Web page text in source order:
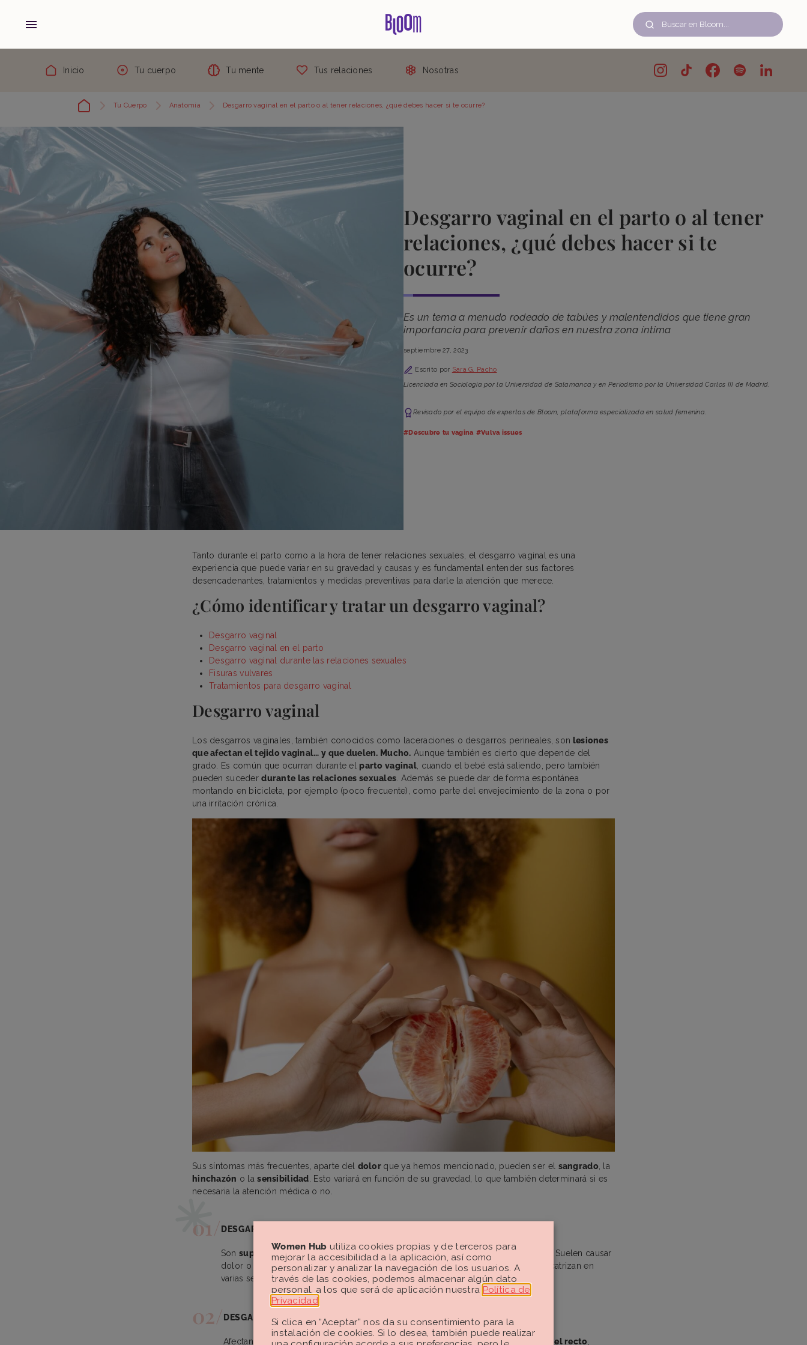
Inicio Tu cuerpo Tu mente Tus relaciones Nosotras
Tu Cuerpo Anatomía Desgarro vaginal en el parto o al tener relaciones, ¿qué debes hacer si te ocurre?
Desgarro vaginal en el parto o al tener
relaciones, ¿qué debes hacer si te
ocurre?
Es un tema a menudo rodeado de tabúes y malentendidos que tiene gran
importancia para prevenir daños en nuestra zona íntima
septiembre 27, 2023
Escrito por Sara G. Pacho
Licenciada en Sociología por la Universidad de Salamanca y en Periodismo por la Universidad Carlos III de Madrid.
Revisado por el equipo de expertas de Bloom, plataforma especializada en salud femenina.
#Descubre tu vagina #Vulva issues
Tanto durante el parto como a la hora de tener relaciones sexuales, el desgarro vaginal es una
experiencia que puede variar en su gravedad y causas y es fundamental entender sus factores
desencadenantes, tratamientos y medidas preventivas para darle la atención que merece.
¿Cómo identificar y tratar un desgarro vaginal?
Desgarro vaginal
Desgarro vaginal en el parto
Desgarro vaginal durante las relaciones sexuales
Fisuras vulvares
Tratamientos para desgarro vaginal
Desgarro vaginal
Los desgarros vaginales, también conocidos como laceraciones o desgarros perineales, son lesiones
que afectan el tejido vaginal… y que duelen. Mucho. Aunque también es cierto que depende del
grado. Es común que ocurran durante elparto vaginal, cuando el bebé está saliendo, pero también
pueden sucederdurante las relaciones sexuales . Además se puede dar de forma espontánea
montando en bicicleta, por ejemplo (poco frecuente), como parte del envejecimiento de la zona o por
una irritación crónica.
Sus síntomas más frecuentes, aparte del dolor que ya hemos mencionado, pueden ser el sangrado, la
hinchazón o lasensibilidad. Esto variará en función de su gravedad, lo que también determinará si es
necesaria la atención médica o no.
DESGARROS DE PRIMER GRADO
Son superficialesy afectan solo la capa más externa de la piel vaginal o perineal. Suelen causar
dolor o escozor al orinar y, en algunos casos, requieren sutura. Por lo general, cicatrizan en
varias semanas.
DESGARROS DE SEGUNDO GRADO
Afectan a las capas musculares más profundas y losmúsculos entre la vagina y el recto,
Women Hub utiliza cookies propias y de terceros para
mejorar la accesibilidad a la aplicación, así como
personalizar y analizar la navegación de los usuarios. A
través de las cookies, podemos almacenar algún dato
personal, a los que será de aplicación nuestra Política de
Privacidad.
Si clica en “Aceptar” nos da su consentimiento para la
instalación de cookies. Si lo desea, también puede realizar